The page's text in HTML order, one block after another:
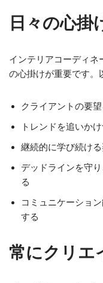
日々の心掛
インテリアコーディネ
の心掛けが重要です。
クライアントの要
トレンドを追いか
継続的に学び続け
デッドラインを守
る
コミュニケーショ
する
常にクリエ